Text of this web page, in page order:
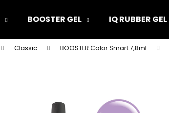
BOOSTER GEL IQ RUBBER GEL
Classic BOOSTER Color Smart 7,8ml
Co potřebujete najít?